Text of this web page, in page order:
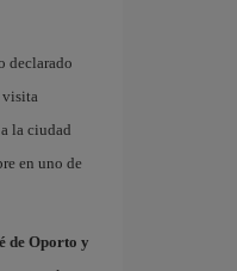
declarado
visita
la ciudad
en uno de
de Oporto y